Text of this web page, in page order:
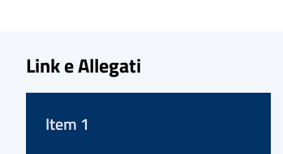
Link e Allegati
Item 1